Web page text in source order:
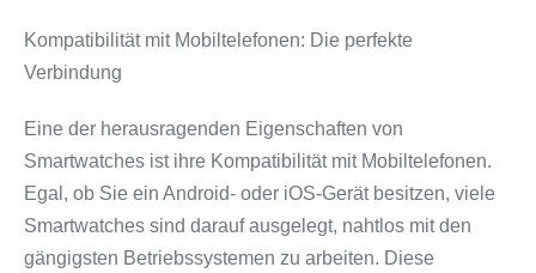
Kompatibilität mit Mobiltelefonen: Die perfekte
Verbindung
Eine der herausragenden Eigenschaften von
Smartwatches ist ihre Kompatibilität mit Mobiltelefonen.
Egal, ob Sie ein Android- oder iOS-Gerät besitzen, viele
Smartwatches sind darauf ausgelegt, nahtlos mit den
gängigsten Betriebssystemen zu arbeiten. Diese